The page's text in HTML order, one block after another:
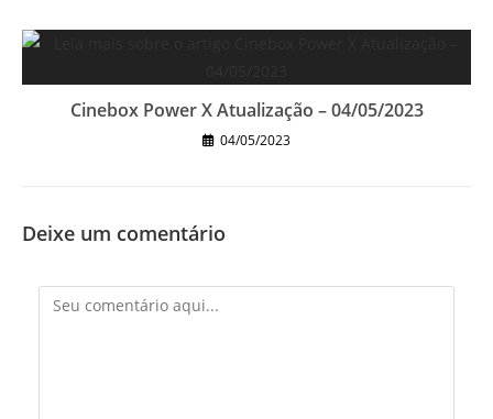
Cinebox Power X Atualização – 04/05/2023
04/05/2023
Deixe um comentário
Comentário